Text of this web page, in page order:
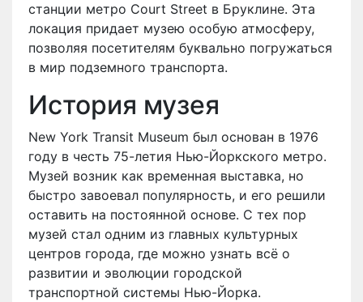
станции метро Court Street в Бруклине. Эта
локация придает музею особую атмосферу,
позволяя посетителям буквально погружаться
в мир подземного транспорта.
История музея
New York Transit Museum был основан в 1976
году в честь 75-летия Нью-Йоркского метро.
Музей возник как временная выставка, но
быстро завоевал популярность, и его решили
оставить на постоянной основе. С тех пор
музей стал одним из главных культурных
центров города, где можно узнать всё о
развитии и эволюции городской
транспортной системы Нью-Йорка.